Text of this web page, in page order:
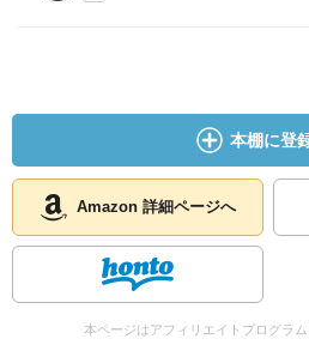
本棚に登
Amazon 詳細ページへ
本ページはアフィリエイトプログラ